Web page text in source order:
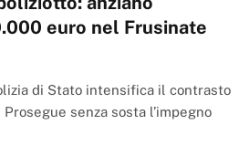
euro nel Frusinate
di Stato intensifica il contrasto
senza sosta l’impegno